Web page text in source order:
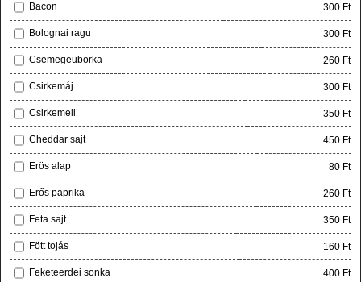
Bacon 300 Ft
Bolognai ragu 300 Ft
Csemegeuborka 260 Ft
Csirkemáj 300 Ft
Csirkemell 350 Ft
Cheddar sajt 450 Ft
Erös alap 80 Ft
Erős paprika 260 Ft
Feta sajt 350 Ft
Fött tojás 160 Ft
Feketeerdei sonka 400 Ft